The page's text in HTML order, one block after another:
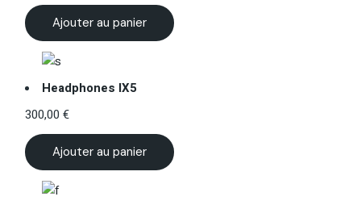
Ajouter au panier
Headphones IX5
300,00€
Ajouter au panier